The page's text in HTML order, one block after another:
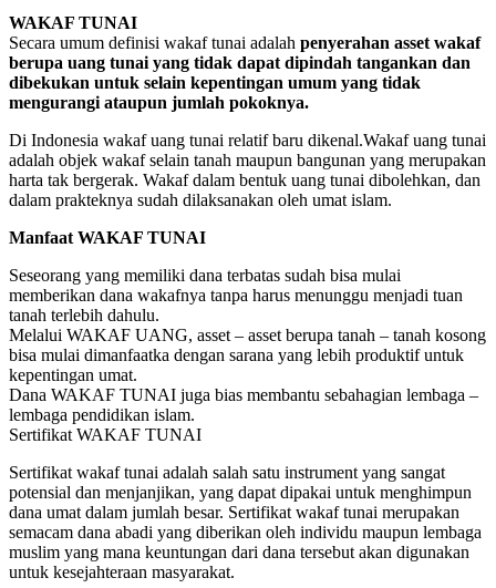
WAKAF TUNAI
Secara umum definisi wakaf tunai adalah penyerahan asset wakaf
berupa uang tunai yang tidak dapat dipindah tangankan dan
dibekukan untuk selain kepentingan umum yang tidak
mengurangi ataupun jumlah pokoknya.
Di Indonesia wakaf uang tunai relatif baru dikenal.Wakaf uang tunai
adalah objek wakaf selain tanah maupun bangunan yang merupakan
harta tak bergerak. Wakaf dalam bentuk uang tunai dibolehkan, dan
dalam prakteknya sudah dilaksanakan oleh umat islam.
Manfaat WAKAF TUNAI
Seseorang yang memiliki dana terbatas sudah bisa mulai
memberikan dana wakafnya tanpa harus menunggu menjadi tuan
tanah terlebih dahulu.
Melalui WAKAF UANG, asset – asset berupa tanah – tanah kosong
bisa mulai dimanfaatka dengan sarana yang lebih produktif untuk
kepentingan umat.
Dana WAKAF TUNAI juga bias membantu sebahagian lembaga –
lembaga pendidikan islam.
Sertifikat WAKAF TUNAI
Sertifikat wakaf tunai adalah salah satu instrument yang sangat
potensial dan menjanjikan, yang dapat dipakai untuk menghimpun
dana umat dalam jumlah besar. Sertifikat wakaf tunai merupakan
semacam dana abadi yang diberikan oleh individu maupun lembaga
muslim yang mana keuntungan dari dana tersebut akan digunakan
untuk kesejahteraan masyarakat.